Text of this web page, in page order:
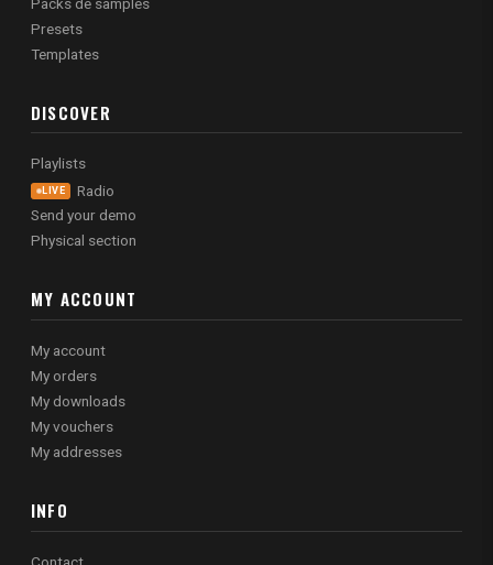
Presets
Templates
DISCOVER
Playlists
LIVE
Radio
Send your demo
Physical section
MY ACCOUNT
My account
My orders
My downloads
My vouchers
My addresses
INFO
Contact